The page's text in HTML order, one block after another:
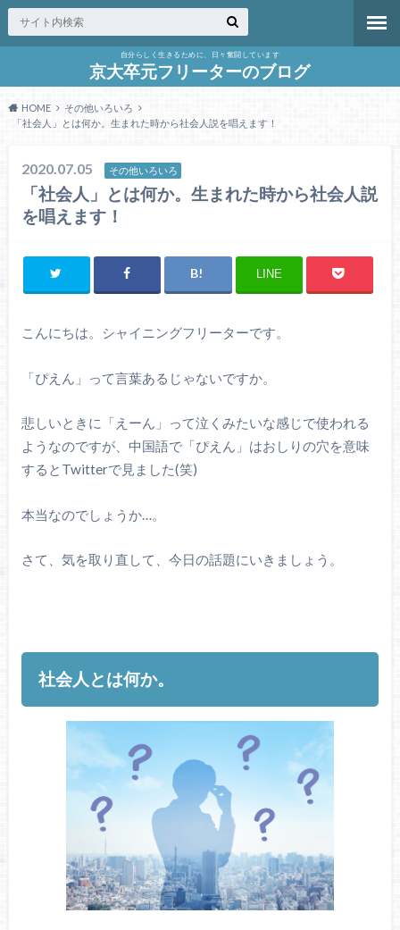
自分らしく生きるために、日々奮闘しています
京大卒元フリーターのブログ
HOME
その他いろいろ
「社会人」とは何か。生まれた時から社会人説を唱えます！
2020.07.05 その他いろいろ
「社会人」とは何か。生まれた時から社会人説
を唱えます！
LINE
こんにちは。シャイニングフリーターです。
「ぴえん」って言葉あるじゃないですか。
悲しいときに「えーん」って泣くみたいな感じで使われる
ようなのですが、中国語で「ぴえん」はおしりの穴を意味
するとTwitterで見ました(笑)
本当なのでしょうか…。
さて、気を取り直して、今日の話題にいきましょう。
社会人とは何か。